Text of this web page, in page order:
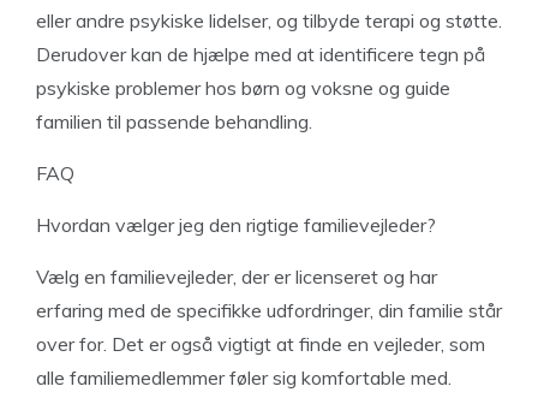
eller andre psykiske lidelser, og tilbyde terapi og støtte.
Derudover kan de hjælpe med at identificere tegn på
psykiske problemer hos børn og voksne og guide
familien til passende behandling.
FAQ
Hvordan vælger jeg den rigtige familievejleder?
Vælg en familievejleder, der er licenseret og har
erfaring med de specifikke udfordringer, din familie står
over for. Det er også vigtigt at finde en vejleder, som
alle familiemedlemmer føler sig komfortable med.